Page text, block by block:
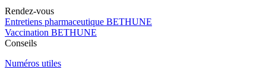
Rendez-vous
Entretiens pharmaceutique BETHUNE
Vaccination BETHUNE
Conseils
Numéros utiles